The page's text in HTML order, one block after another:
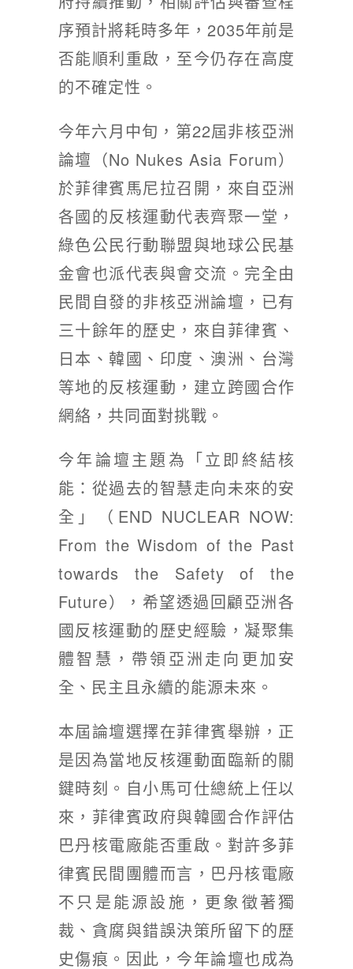
序預計將耗時多年，2035年前是
否能順利重啟，至今仍存在高度
的不確定性。
今年六月中旬，第22屆非核亞洲
論壇（No Nukes Asia Forum）
於菲律賓馬尼拉召開，來自亞洲
各國的反核運動代表齊聚一堂，
綠色公民行動聯盟與地球公民基
金會也派代表與會交流。完全由
民間自發的非核亞洲論壇，已有
三十餘年的歷史，來自菲律賓、
日本、韓國、印度、澳洲、台灣
等地的反核運動，建立跨國合作
網絡，共同面對挑戰。
今年論壇主題為「立即終結核
能：從過去的智慧走向未來的安
全」（END NUCLEAR NOW:
From the Wisdom of the Past
towards the Safety of the
Future），希望透過回顧亞洲各
國反核運動的歷史經驗，凝聚集
體智慧，帶領亞洲走向更加安
全、民主且永續的能源未來。
本屆論壇選擇在菲律賓舉辦，正
是因為當地反核運動面臨新的關
鍵時刻。自小馬可仕總統上任以
來，菲律賓政府與韓國合作評估
巴丹核電廠能否重啟。對許多菲
律賓民間團體而言，巴丹核電廠
不只是能源設施，更象徵著獨
裁、貪腐與錯誤決策所留下的歷
史傷痕。因此，今年論壇也成為